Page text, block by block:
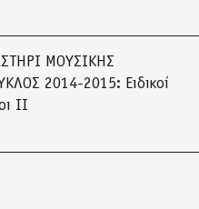
ΜΟΥΣΙΚΗΣ
2014-2015: Ειδικοί
ΙΙ